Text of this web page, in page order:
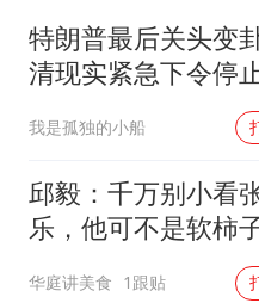
“新
夯实
特朗普最后关头变
清现实紧急下令停
我是孤独的小船
邱毅：千万别小看
乐，他可不是软柿
华庭讲美食 1跟贴